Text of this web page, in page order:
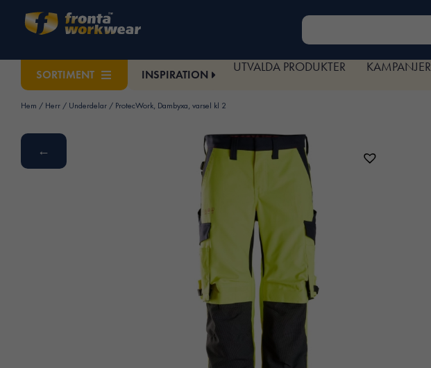
SORTIMENT INSPIRATION
UTVALDA PRODUKTER KAMPANJER
Hem / Herr / Underdelar / ProtecWork, Dambyxa, varsel kl 2
←